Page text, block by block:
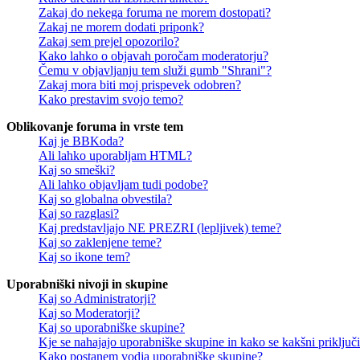
Zakaj do nekega foruma ne morem dostopati?
Zakaj ne morem dodati priponk?
Zakaj sem prejel opozorilo?
Kako lahko o objavah poročam moderatorju?
Čemu v objavljanju tem služi gumb "Shrani"?
Zakaj mora biti moj prispevek odobren?
Kako prestavim svojo temo?
Oblikovanje foruma in vrste tem
Kaj je BBKoda?
Ali lahko uporabljam HTML?
Kaj so smeški?
Ali lahko objavljam tudi podobe?
Kaj so globalna obvestila?
Kaj so razglasi?
Kaj predstavljajo NE PREZRI (lepljivek) teme?
Kaj so zaklenjene teme?
Kaj so ikone tem?
Uporabniški nivoji in skupine
Kaj so Administratorji?
Kaj so Moderatorji?
Kaj so uporabniške skupine?
Kje se nahajajo uporabniške skupine in kako se kakšni
Kako postanem vodja uporabniške skupine?